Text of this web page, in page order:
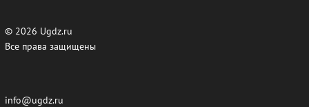
© 2026 Ugdz.ru
Все права защищены
info@ugdz.ru